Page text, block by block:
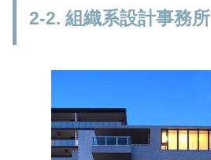
2-2. 組織系設計事務所